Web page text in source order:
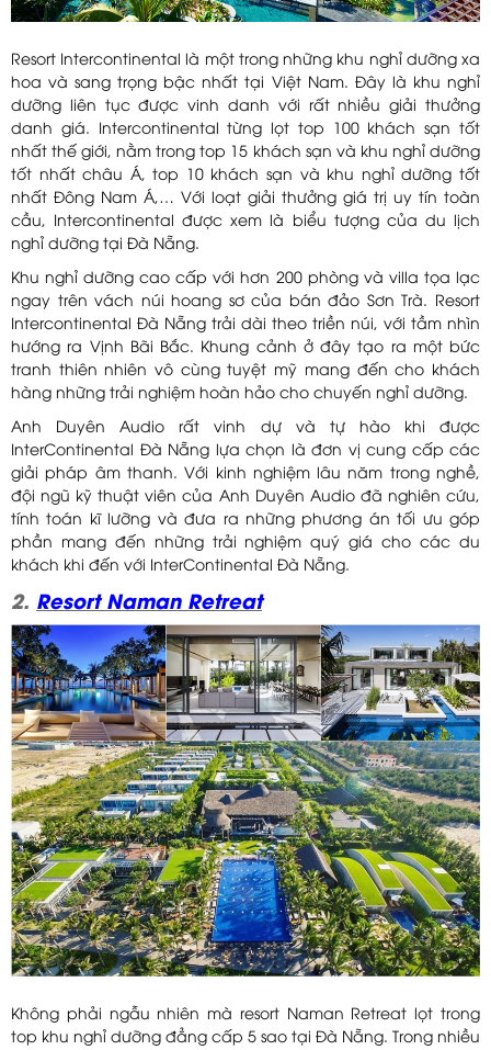
Resort Intercontinental là một trong những khu nghỉ dưỡng xa
hoa và sang trọng bậc nhất tại Việt Nam. Đây là khu nghỉ
dưỡng liên tục được vinh danh với rất nhiều giải thưởng
danh giá. Intercontinental từng lọt top 100 khách sạn tốt
nhất thế giới, nằm trong top 15 khách sạn và khu nghỉ dưỡng
tốt nhất châu Á, top 10 khách sạn và khu nghỉ dưỡng tốt
nhất Đông Nam Á,… Với loạt giải thưởng giá trị uy tín toàn
cầu, Intercontinental được xem là biểu tượng của du lịch
nghỉ dưỡng tại Đà Nẵng.
Khu nghỉ dưỡng cao cấp với hơn 200 phòng và villa tọa lạc
ngay trên vách núi hoang sơ của bán đảo Sơn Trà. Resort
Intercontinental Đà Nẵng trải dài theo triền núi, với tầm nhìn
hướng ra Vịnh Bãi Bắc. Khung cảnh ở đây tạo ra một bức
tranh thiên nhiên vô cùng tuyệt mỹ mang đến cho khách
hàng những trải nghiệm hoàn hảo cho chuyến nghỉ dưỡng.
Anh Duyên Audio rất vinh dự và tự hào khi được
InterContinental Đà Nẵng lựa chọn là đơn vị cung cấp các
giải pháp âm thanh. Với kinh nghiệm lâu năm trong nghề,
đội ngũ kỹ thuật viên của Anh Duyên Audio đã nghiên cứu,
tính toán kĩ lưỡng và đưa ra những phương án tối ưu góp
phần mang đến những trải nghiệm quý giá cho các du
khách khi đến với InterContinental Đà Nẵng.
2. Resort Naman Retreat
Không phải ngẫu nhiên mà resort Naman Retreat lọt trong
top khu nghỉ dưỡng đẳng cấp 5 sao tại Đà Nẵng. Trong nhiều